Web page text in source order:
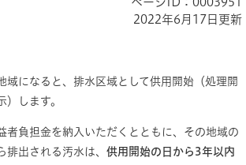
2022年6月17日更新
域になると、排水区域として供用開始（処理開
）します。
者負担金を納入いただくとともに、その地域の
排出される汚水は、 供用開始の日から3年以内